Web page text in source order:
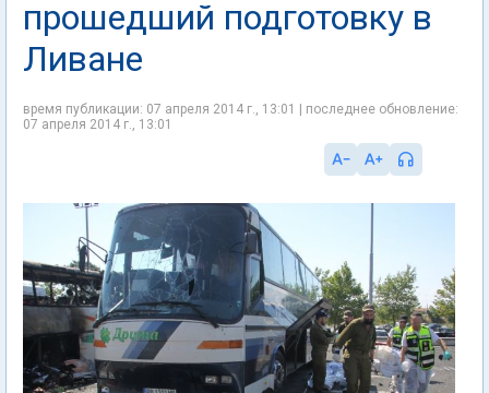
прошедший подготовку в
Ливане
время публикации: 07 апреля 2014 г., 13:01 | последнее обновление:
07 апреля 2014 г., 13:01